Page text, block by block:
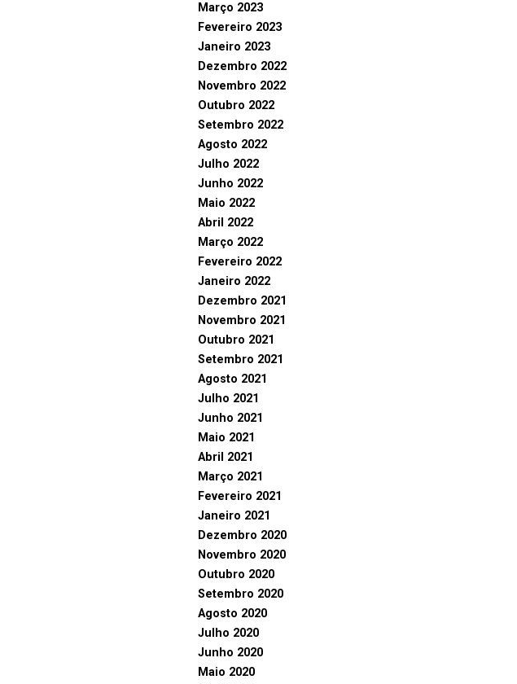
Março 2023
Fevereiro 2023
Janeiro 2023
Dezembro 2022
Novembro 2022
Outubro 2022
Setembro 2022
Agosto 2022
Julho 2022
Junho 2022
Maio 2022
Abril 2022
Março 2022
Fevereiro 2022
Janeiro 2022
Dezembro 2021
Novembro 2021
Outubro 2021
Setembro 2021
Agosto 2021
Julho 2021
Junho 2021
Maio 2021
Abril 2021
Março 2021
Fevereiro 2021
Janeiro 2021
Dezembro 2020
Novembro 2020
Outubro 2020
Setembro 2020
Agosto 2020
Julho 2020
Junho 2020
Maio 2020